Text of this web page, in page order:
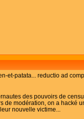
et-patata... reductio ad
des pouvoirs de
modération, on a hacké
nouvelle victime...